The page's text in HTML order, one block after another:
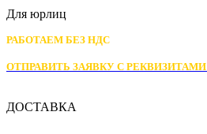
Для юрлиц
РАБОТАЕМ БЕЗ НДС
ОТПРАВИТЬ ЗАЯВКУ С РЕКВИЗИТАМИ
ДОСТАВКА